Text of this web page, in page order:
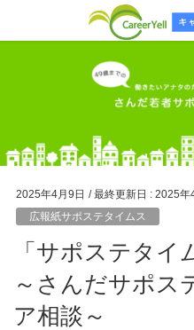
2025年4月9日 / 最終更新日 : 2025年
広報紙サポステタイムス
「サポステタイムス4月号」発行！
～さんだサポス
ア相談～